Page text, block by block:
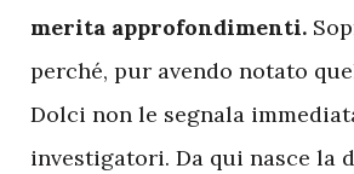
merita approfondimenti.
perché, pur avendo notato
Dolci non le segnala
investigatori. Da qui nasce la